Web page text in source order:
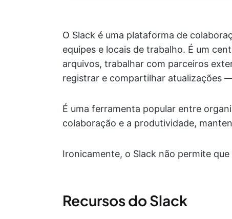
O Slack é uma plataforma de
equipes e locais de trabalho. É um
arquivos, trabalhar com parceiros
registrar e compartilhar atualizações
É uma ferramenta popular entre
colaboração e a produtividade,
Ironicamente, o Slack não permite
Recursos do Slack